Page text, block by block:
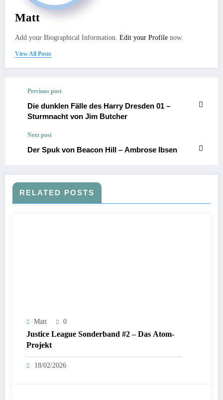
Matt
Add your Biographical Information. Edit your Profile now.
View All Posts
Previous post
Die dunklen Fälle des Harry Dresden 01 –
Sturmnacht von Jim Butcher
Next post
Der Spuk von Beacon Hill – Ambrose Ibsen
RELATED POSTS
Matt 0
Justice League Sonderband #2 – Das Atom-
Projekt
18/02/2026